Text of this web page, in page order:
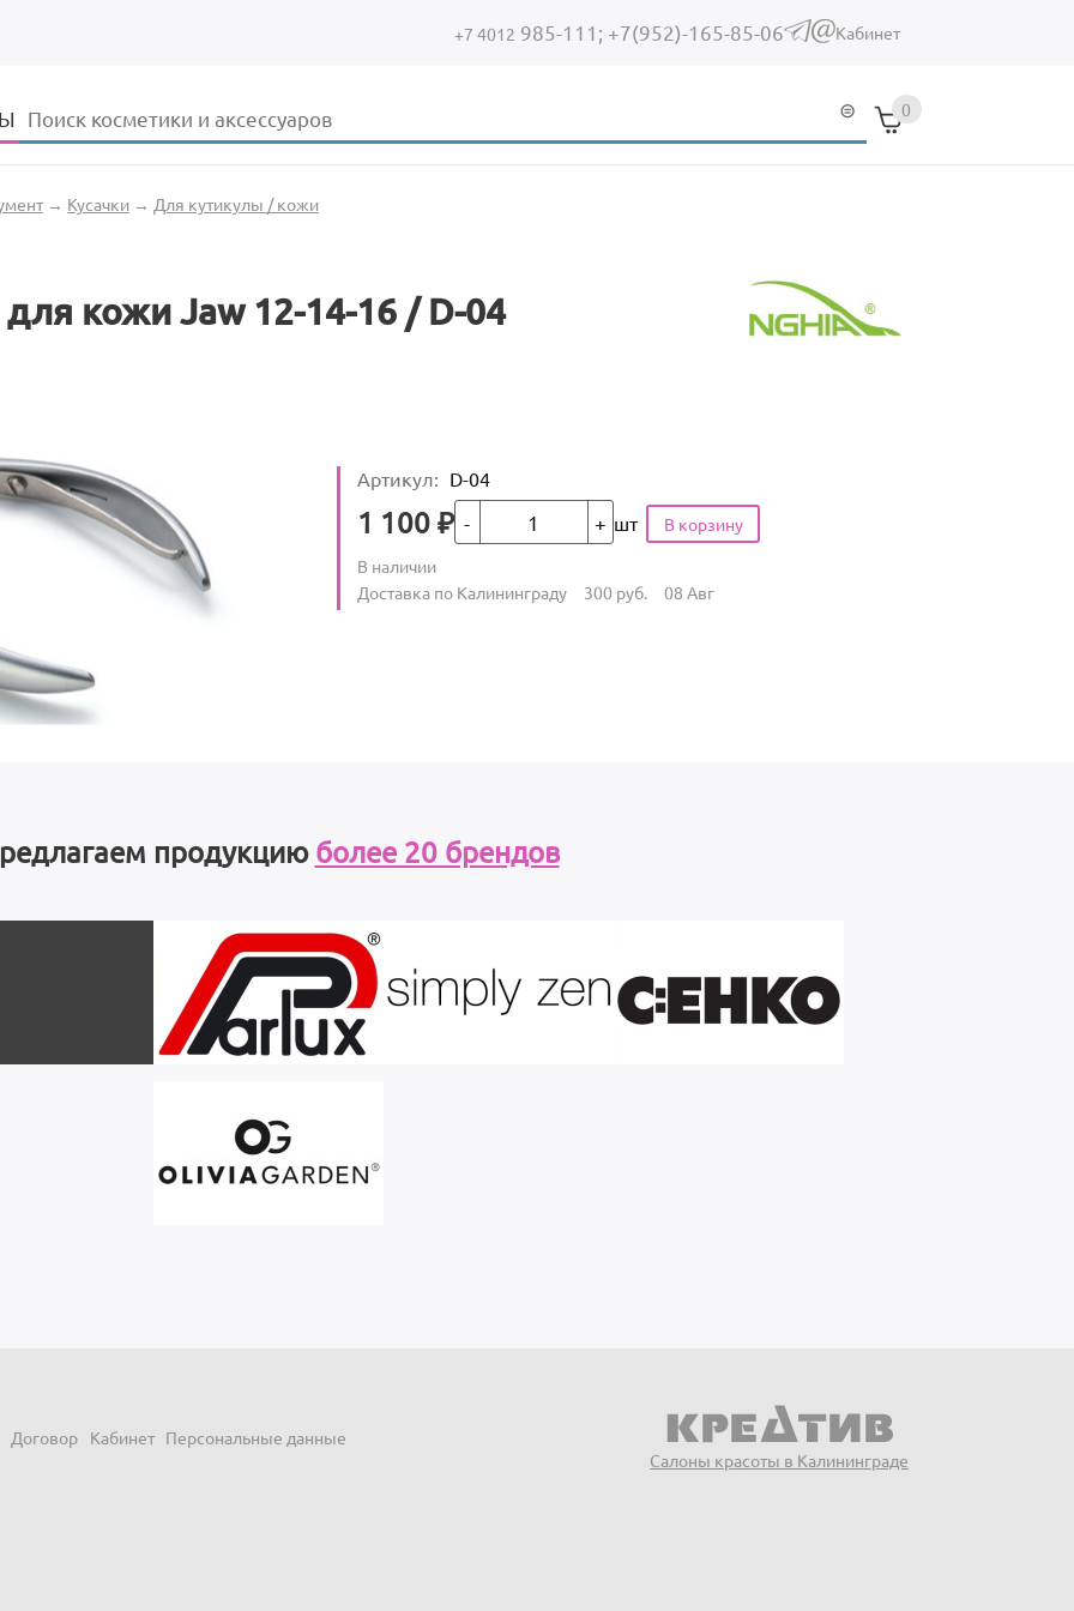
+7 4012 985-111; +7(952)-165-85-06 (link sends e-mail)
Кабинет
Форма поиска
Поиск 0
→ Кусачки→ Для кутикулы / кожи
кожи Jaw 12-14-16 / D-04
Артикул: D-04
Цена
1 100 ₽Кол-во шт
Количество
В наличии
Условия доставки
Доставка по Калининграду 300 руб. 08 Авг
продукцию более 20 брендов
Договор Кабинет Персональные данные
Салоны красоты в Калининграде